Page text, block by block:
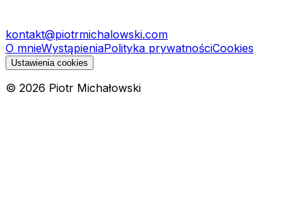
kontakt@piotrmichalowski.com
O mnieWystąpieniaPolityka prywatnościCookies
Ustawienia cookies
© 2026 Piotr Michałowski